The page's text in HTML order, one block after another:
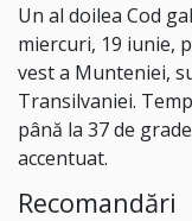
Un al doilea Cod
miercuri, 19 iunie,
vest a Munteniei,
Transilvaniei.
până la 37 de
accentuat.
Recomandări